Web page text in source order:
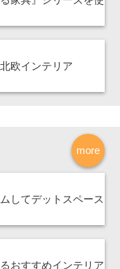
欧インテリア
more
してデットスペース
おすすめインテリア